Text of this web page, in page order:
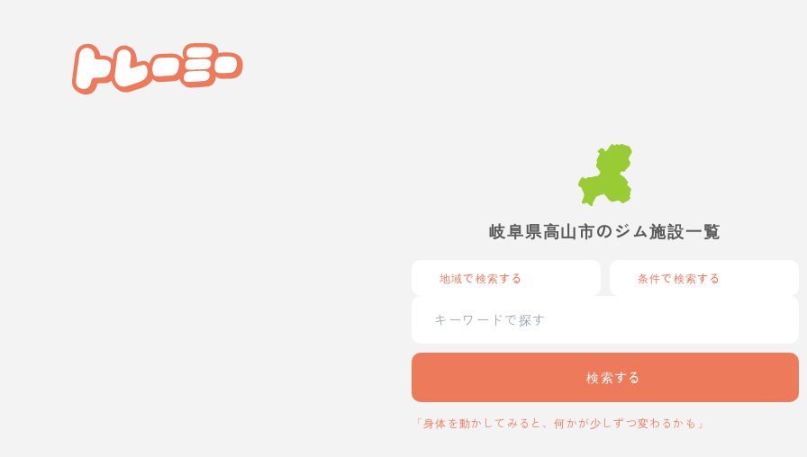
岐阜県高山市のジム施設一覧
地域で検索する 条件で検索する
検索する
「身体を動かしてみると、何かが少しずつ変わるかも」